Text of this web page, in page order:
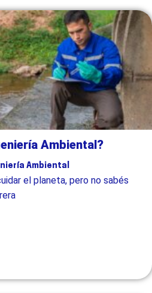
Ambiental?
Ambiental
el planeta, pero no sabés